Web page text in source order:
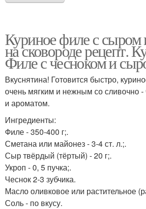
Куриное филе с сыром
на сковороде рецепт.
Филе с чесноком и
Вкуснятина! Готовится быстро,
очень мягким и нежным со сливочно
и ароматом.
Ингредиенты:
Филе - 350-400 г;.
Сметана или майонез - 3-4 ст. л.;.
Сыр твёрдый (тёртый) - 20 г;.
Укроп - 0, 5 пучка;.
Чеснок 2-3 зубчика.
Масло оливковое или растительное
Соль - по вкусу.